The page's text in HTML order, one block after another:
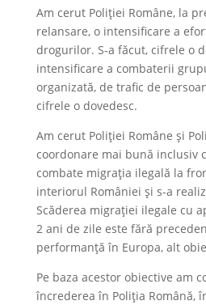
Am cerut Poliției Române, la
relansare, o intensificare a
drogurilor. S-a făcut, cifrele o
intensificare a combaterii
organizată, de trafic de
cifrele o dovedesc.
Am cerut Poliției Române și
coordonare mai bună inclusiv
combate migrația ilegală la
interiorul României și s-a
Scăderea migrației ilegale cu
2 ani de zile este fără
performanță în Europa, alt
Pe baza acestor obiective am
încrederea în Poliția Română,